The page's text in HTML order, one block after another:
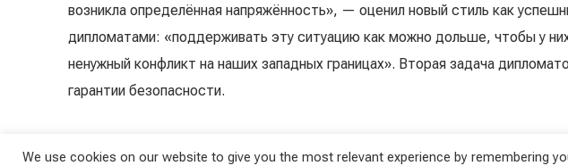
возникла определённая напряжённость», — оценил новый стиль как
дипломатами: «поддерживать эту ситуацию как можно дольше, чтобы у
ненужный конфликт на наших западных границах». Вторая задача
гарантии безопасности.
We use cookies on our website to give you the most relevant experience by remembering